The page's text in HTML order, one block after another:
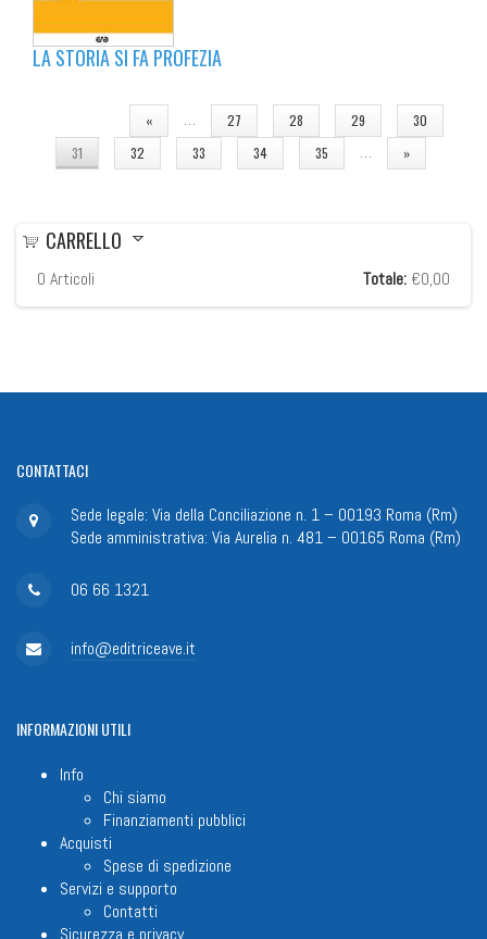
LA STORIA SI FA PROFEZIA
« … 27 28 29
30
31
32 33 34 35 … »
CARRELLO
0 Articoli Totale: €0,00
CONTATTACI
Sede legale: Via della Conciliazione n. 1 – 00193 Roma (Rm)
Sede amministrativa: Via Aurelia n. 481 – 00165 Roma (Rm)
06 66 1321
info@editriceave.it
INFORMAZIONIUTILI
Info
Chi siamo
Finanziamenti pubblici
Acquisti
Spese di spedizione
Servizi e supporto
Contatti
Sicurezza e privacy